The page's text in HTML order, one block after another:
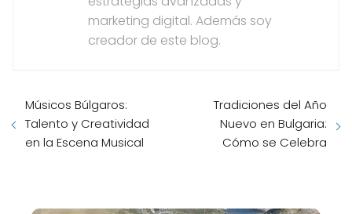
marketing digital. Además soy
creador de este blog.
Músicos Búlgaros:
Talento y Creatividad
en la Escena Musical
Tradiciones del Año
Nuevo en Bulgaria:
Cómo se Celebra